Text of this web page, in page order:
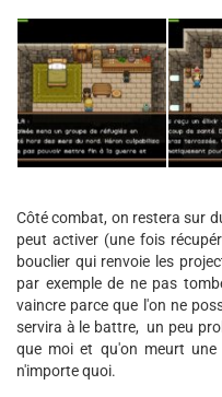
Côté combat, on restera sur
peut activer (une fois
bouclier qui renvoie les
par exemple de ne pas
vaincre parce que l'on ne
servira à le battre, un peu
que moi et qu'on meurt
n'importe quoi.